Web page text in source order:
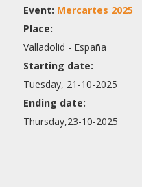
Event: Mercartes 2025
Place:
Valladolid - España
Starting date:
Tuesday, 21-10-2025
Ending date:
Thursday,23-10-2025